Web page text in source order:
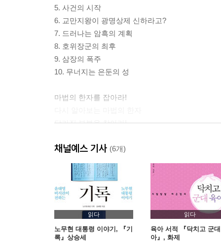
5. 사건의 시작
6. 교만지왕이 광명상제 신하라고?
7. 드러나는 암흑의 계획
8. 호위장군의 최후
9. 삼장의 폭주
10. 무너지는 은둔의 성
마법의 한자를 잡아라!
달라진 부분을 찾아라!
마법의 한자를 낚아라!
마법의 한자퀴즈를 풀자!
채널예스 기사 (6개)
읽다
노무현 대통령 이야기, 『기
록』상승세
읽다
육아 서적 『닥치고 군
아』, 화제